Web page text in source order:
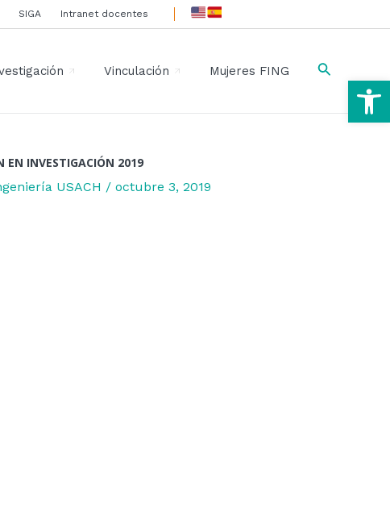
SIGA Intranet docentes
Vinculación Mujeres FING Buscar
EN INVESTIGACIÓN 2019
USACH / octubre 3, 2019